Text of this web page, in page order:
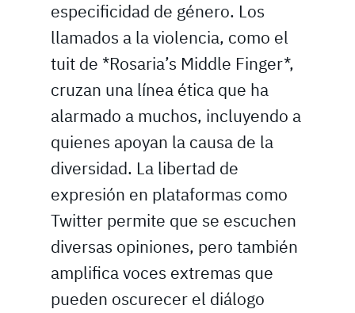
especificidad de género. Los
llamados a la violencia, como el
tuit de *Rosaria’s Middle Finger*,
cruzan una línea ética que ha
alarmado a muchos, incluyendo a
quienes apoyan la causa de la
diversidad. La libertad de
expresión en plataformas como
Twitter permite que se escuchen
diversas opiniones, pero también
amplifica voces extremas que
pueden oscurecer el diálogo